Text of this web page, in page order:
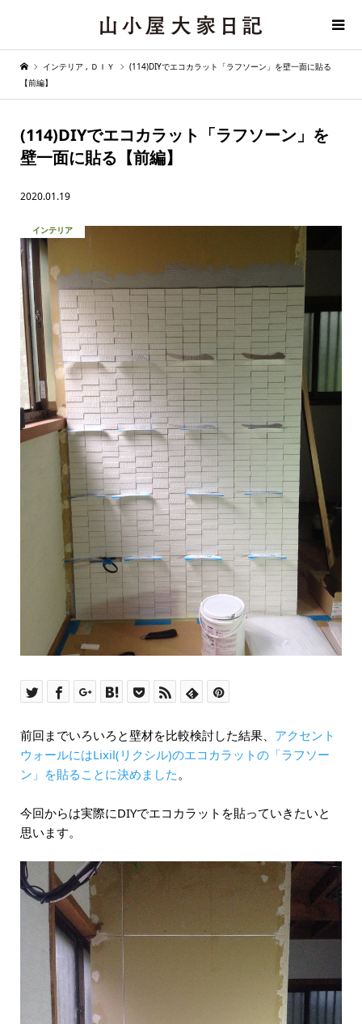
インテリア , ＤＩＹ
(114)DIYでエコカラット「ラフソーン」を壁一面に貼る
【前編】
(114)DIYでエコカラット「ラフソーン」を
壁一面に貼る【前編】
2020.01.19
インテリア
前回までいろいろと壁材を比較検討した結果、 アクセント
ウォールにはLixil(リクシル)のエコカラットの「ラフソー
ン」 を貼ることに決めました 。
今回からは実際にDIYでエコカラットを貼っていきたいと
思います。